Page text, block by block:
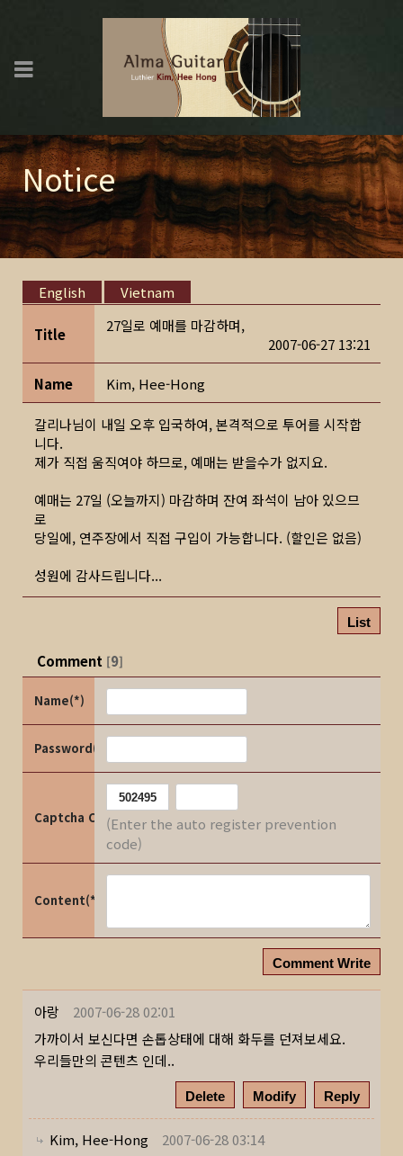
Notice
English Vietnam
Title
27일로 예매를 마감하며,
2007-06-27 13:21
Name Kim, Hee-Hong
갈리나님이 내일 오후 입국하여, 본격적으로 투어를 시작합
니다.
제가 직접 움직여야 하므로, 예매는 받을수가 없지요.
예매는 27일 (오늘까지) 마감하며 잔여 좌석이 남아 있으므
로
당일에, 연주장에서 직접 구입이 가능합니다. (할인은 없음)
성원에 감사드립니다...
List
Comment [9]
Name(*)
Password(*)
Captcha Code(Enter the auto register prevention
code)
Content(*)
Comment Write
아랑
2007-06-28 02:01
가까이서 보신다면 손톱상태에 대해 화두를 던져보세요.
우리들만의 콘텐츠 인데..
Delete Modify Reply
Kim, Hee-Hong
2007-06-28 03:14